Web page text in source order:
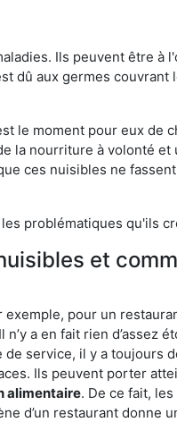
Ils peuvent être à
dû aux germes
le moment pour eux
la nourriture à volonté
ces nuisibles ne
problématiques qu'ils
et
pour un
a en fait rien d’assez
service, il y a toujours
Ils peuvent porter
alimentaire. De ce fait,
d’un restaurant donne